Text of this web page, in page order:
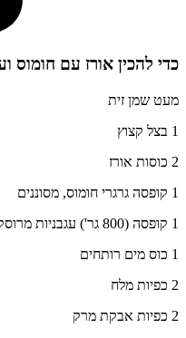
כדי להכין אורז עם חומוס
מעט שמן זית
1 בצל קצוץ
2 כוסות אורז
1 קופסה גרגרי חומוס, מסוננים
1 קופסה (800 גר') עגבניות מרוסקות
1 כוס מים רותחים
2 כפיות מלח
2 כפיות אבקת מרק